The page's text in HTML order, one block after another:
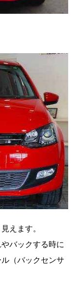
えます。
バックする時に
（バックセンサ